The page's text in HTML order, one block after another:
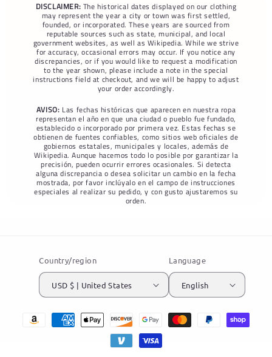
DISCLAIMER: The historical dates displayed on our clothing
may represent the year a city or town was first settled,
founded, or incorporated. These years are sourced from
reputable sources such as state, municipal, and local
government websites, as well as Wikipedia. While we strive
for accuracy, occasional errors may occur. If you notice any
discrepancies, or if you would like to request a modification
to the year shown, please include a note in the special
instructions field at checkout, and we will be happy to adjust
your order accordingly.
AVISO: Las fechas históricas que aparecen en nuestra ropa
representan el año en que una ciudad o pueblo fue fundado,
establecido o incorporado por primera vez. Estas fechas se
obtienen de fuentes confiables, como sitios web oficiales de
gobiernos estatales, municipales y locales, además de
Wikipedia. Aunque hacemos todo lo posible por garantizar la
precisión, pueden ocurrir errores ocasionales. Si detecta
alguna discrepancia o desea solicitar un cambio en la fecha
mostrada, por favor inclúyalo en el campo de instrucciones
especiales al realizar su pedido, y con gusto ajustaremos su
orden.
Country/region
USD $ | United States
Language
English
Payment
methods